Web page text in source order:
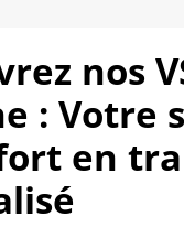
nos
: Votre
en